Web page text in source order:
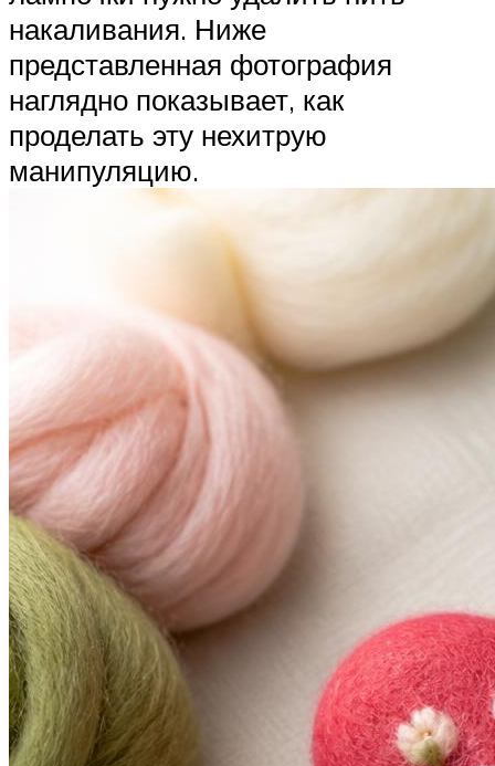
накаливания. Ниже
представленная фотография
наглядно показывает, как
проделать эту нехитрую
манипуляцию.